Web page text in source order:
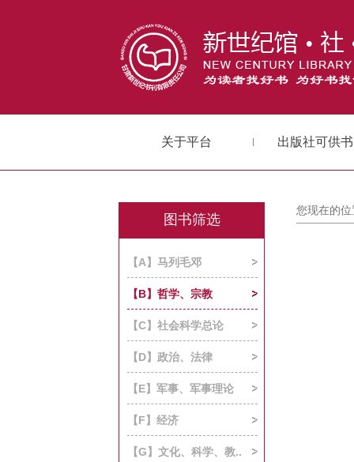
关于平台 出版社可供
图书筛选
【A】马列毛邓
【B】哲学、宗教
【C】社会科学总论
【D】政治、法律
【E】军事、军事理论
【F】经济
【G】文化、科学、教..
您现在的